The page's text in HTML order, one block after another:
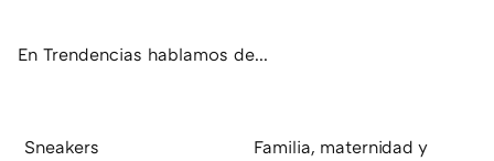
En Trendencias hablamos de...
Sneakers
Familia, maternidad y